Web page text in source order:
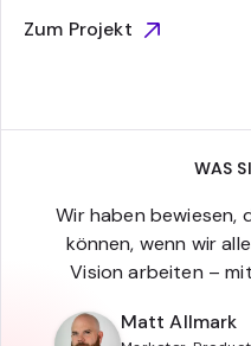
Zum Projekt
WAS
Wir haben bewiesen,
können, wenn wir
Vision arbeiten –
Matt Allmark